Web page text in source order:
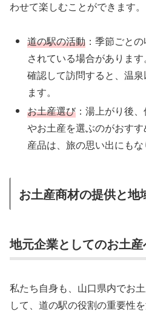
わせて楽しむことができます。
道の駅の活動 ：季節ごと
されている場合がありま
確認して訪問すると、温
ます。
お土産選び ：湯上がり後
やお土産を選ぶのがおす
産品は、旅の思い出にもな
お土産商材の提供と地
地元企業としてのお土
私たち自身も、山口県内でお
して、道の駅の役割の重要性